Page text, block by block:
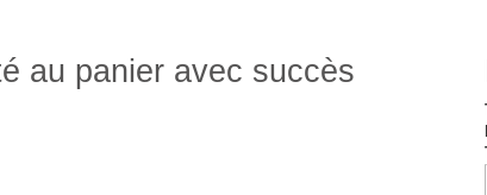
au panier avec succès